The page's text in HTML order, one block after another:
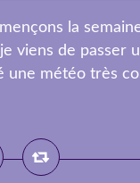
la
viens de passer
une météo très